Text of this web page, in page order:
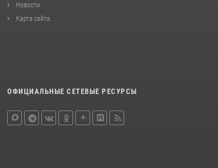
Новости
Карта сайта
ОФИЦИАЛЬНЫЕ СЕТЕВЫЕ РЕСУРСЫ